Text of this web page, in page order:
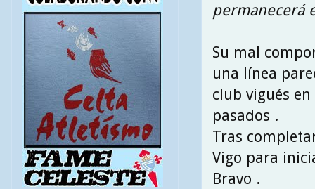
permanecerá
Su mal
una línea
club vigués
pasados .
Tras
Vigo para
Bravo .